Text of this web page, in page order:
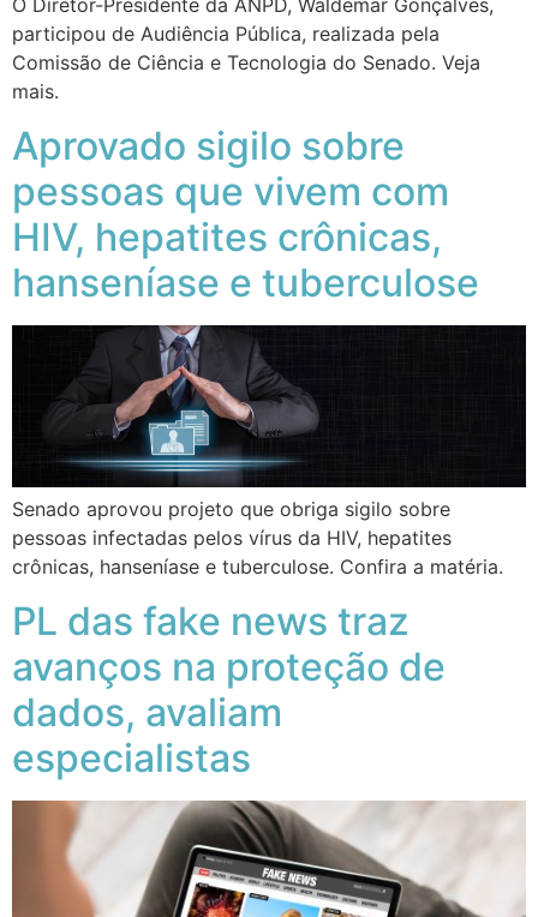
O Diretor-Presidente da ANPD, Waldemar Gonçalves,
participou de Audiência Pública, realizada pela
Comissão de Ciência e Tecnologia do Senado. Veja
mais.
Aprovado sigilo sobre
pessoas que vivem com
HIV, hepatites crônicas,
hanseníase e tuberculose
Senado aprovou projeto que obriga sigilo sobre
pessoas infectadas pelos vírus da HIV, hepatites
crônicas, hanseníase e tuberculose. Confira a matéria.
PL das fake news traz
avanços na proteção de
dados, avaliam
especialistas